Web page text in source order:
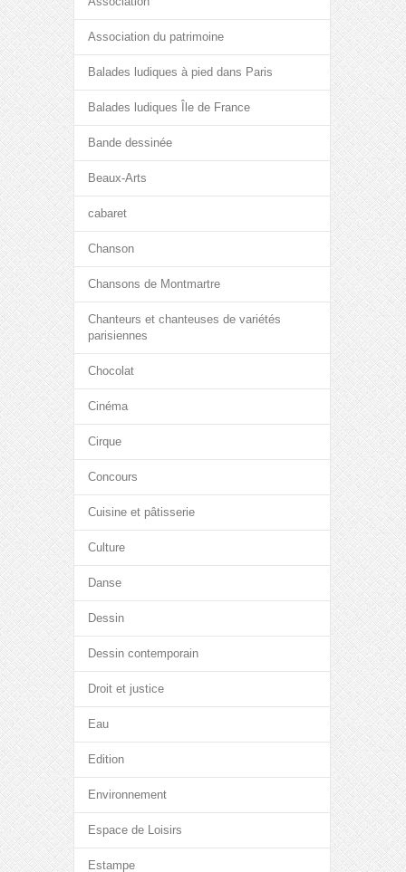
Association du patrimoine
Balades ludiques à pied dans Paris
Balades ludiques Île de France
Bande dessinée
Beaux-Arts
cabaret
Chanson
Chansons de Montmartre
Chanteurs et chanteuses de variétés
parisiennes
Chocolat
Cinéma
Cirque
Concours
Cuisine et pâtisserie
Culture
Danse
Dessin
Dessin contemporain
Droit et justice
Eau
Edition
Environnement
Espace de Loisirs
Estampe